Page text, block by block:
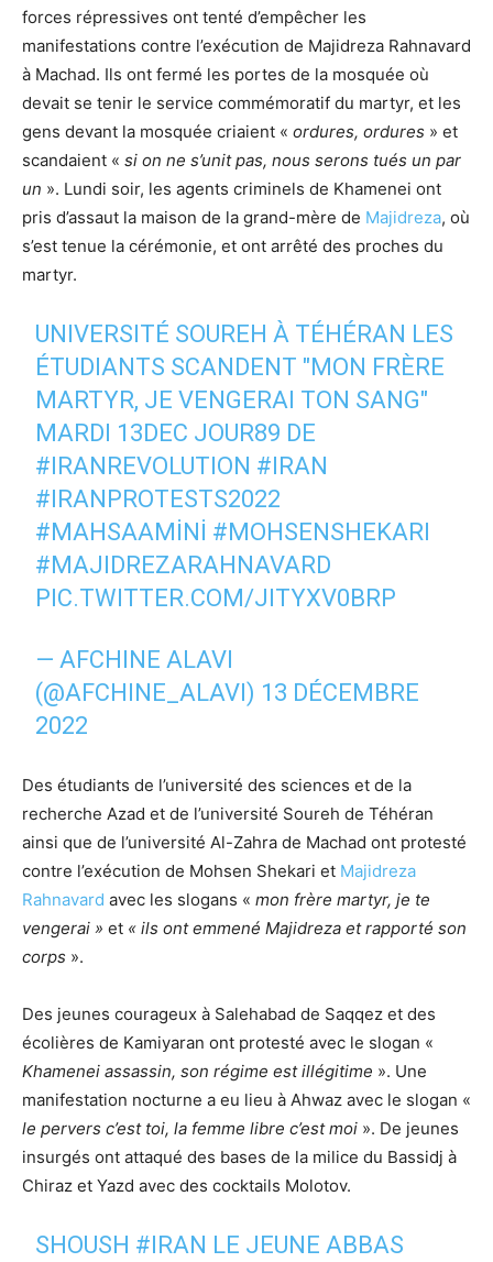
forces répressives ont tenté d’empêcher les
manifestations contre l’exécution de Majidreza Rahnavard
à Machad. Ils ont fermé les portes de la mosquée où
devait se tenir le service commémoratif du martyr, et les
gens devant la mosquée criaient « ordures, ordures » et
scandaient « si on ne s’unit pas, nous serons tués un par
un ». Lundi soir, les agents criminels de Khamenei ont
pris d’assaut la maison de la grand-mère de Majidreza, où
s’est tenue la cérémonie, et ont arrêté des proches du
martyr.
UNIVERSITÉ SOUREH À TÉHÉRAN LES
ÉTUDIANTS SCANDENT "MON FRÈRE
MARTYR, JE VENGERAI TON SANG"
MARDI 13DEC JOUR89 DE
#IRANREVOLUTION #IRAN
#IRANPROTESTS2022
#MAHSAAMİNİ #MOHSENSHEKARI
#MAJIDREZARAHNAVARD
PIC.TWITTER.COM/JITYXV0BRP
— AFCHINE ALAVI
(@AFCHINE_ALAVI) 13 DÉCEMBRE
2022
Des étudiants de l’université des sciences et de la
recherche Azad et de l’université Soureh de Téhéran
ainsi que de l’université Al-Zahra de Machad ont protesté
contre l’exécution de Mohsen Shekari et Majidreza
Rahnavard avec les slogans « mon frère martyr, je te
vengerai » et « ils ont emmené Majidreza et rapporté son
corps ».
Des jeunes courageux à Salehabad de Saqqez et des
écolières de Kamiyaran ont protesté avec le slogan «
Khamenei assassin, son régime est illégitime ». Une
manifestation nocturne a eu lieu à Ahwaz avec le slogan «
le pervers c’est toi, la femme libre c’est moi ». De jeunes
insurgés ont attaqué des bases de la milice du Bassidj à
Chiraz et Yazd avec des cocktails Molotov.
SHOUSH #IRAN LE JEUNE ABBAS